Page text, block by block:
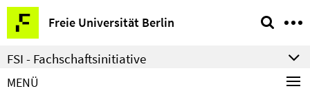
Springe
direkt
zu
Inhalt
Freie Universität Berlin
Service-
Navigation
FSI - Fachschaftsinitiative
MENÜ